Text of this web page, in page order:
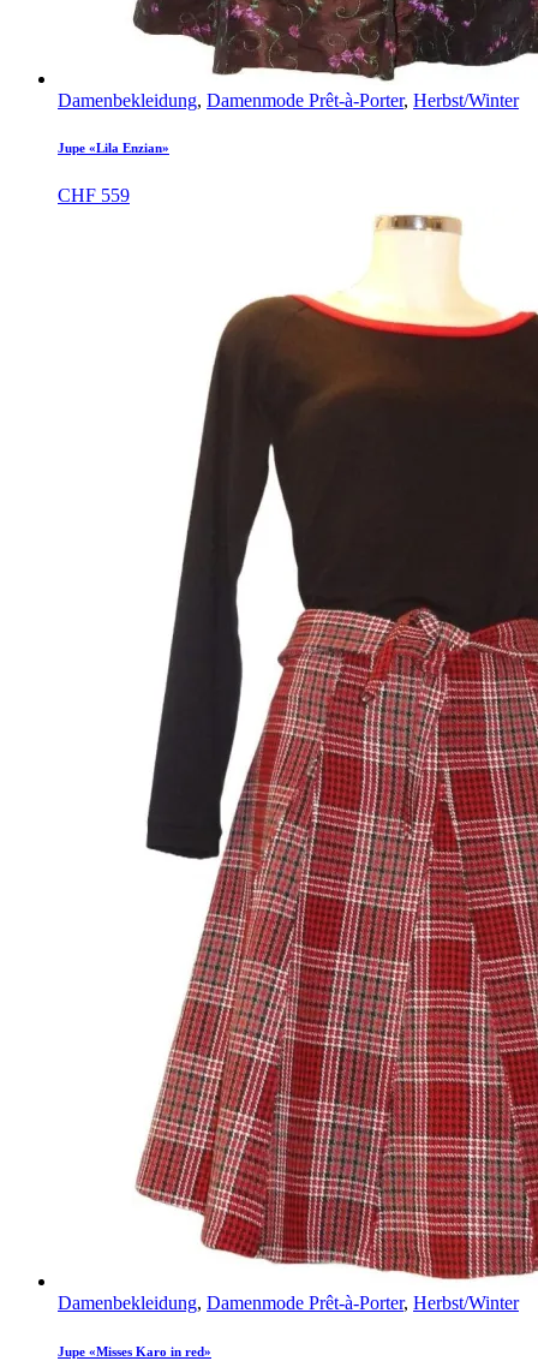
Damenbekleidung, Damenmode Prêt-à-Porter, Herbst/Winter
Jupe «Lila Enzian»
CHF 559
Damenbekleidung, Damenmode Prêt-à-Porter, Herbst/Winter
Jupe «Misses Karo in red»